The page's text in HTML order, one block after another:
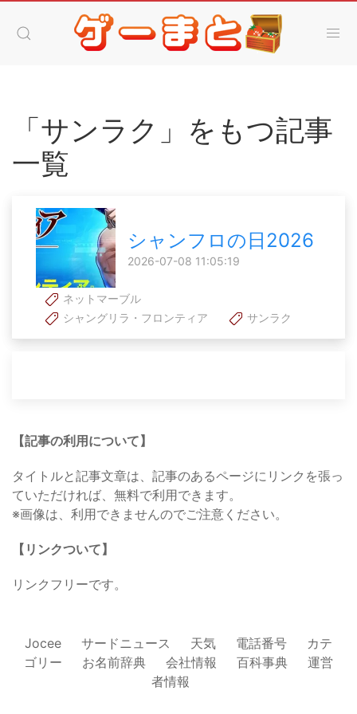
「サンラク」をもつ記事
一覧
シャンフロの日2026
2026-07-08 11:05:19
ネットマーブル
シャングリラ・フロンティア
サンラク
【記事の利用について】
タイトルと記事文章は、記事のあるページにリンクを張っ
ていただければ、無料で利用できます。
※画像は、利用できませんのでご注意ください。
【リンクついて】
リンクフリーです。
Jocee サードニュース 天気 電話番号
カテ
ゴリー
お名前辞典 会社情報 百科事典
運営
者情報